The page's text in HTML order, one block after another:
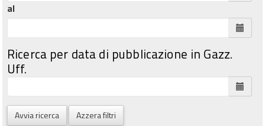
al
Ricerca per data di pubblicazione in Gazz.
Uff.
Avvia ricerca Azzera filtri